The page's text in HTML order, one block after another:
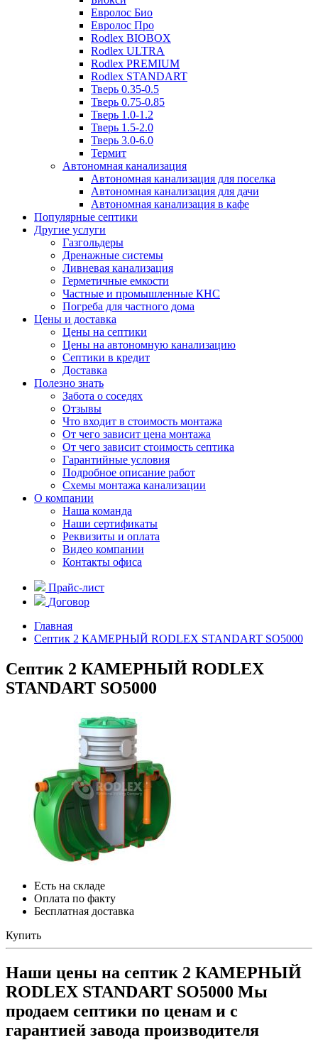
Евролос Био
Евролос Про
Rodlex BIOBOX
Rodlex ULTRA
Rodlex PREMIUM
Rodlex STANDART
Тверь 0.35-0.5
Тверь 0.75-0.85
Тверь 1.0-1.2
Тверь 1.5-2.0
Тверь 3.0-6.0
Термит
Автономная канализация
Автономная канализация для поселка
Автономная канализация для дачи
Автономная канализация в кафе
Популярные септики
Другие услуги
Газгольдеры
Дренажные системы
Ливневая канализация
Герметичные емкости
Частные и промышленные КНС
Погреба для частного дома
Цены и доставка
Цены на септики
Цены на автономную канализацию
Септики в кредит
Доставка
Полезно знать
Забота о соседях
Отзывы
Что входит в стоимость монтажа
От чего зависит цена монтажа
От чего зависит стоимость септика
Гарантийные условия
Подробное описание работ
Схемы монтажа канализации
О компании
Наша команда
Наши сертификаты
Реквизиты и оплата
Видео компании
Контакты офиса
Прайс-лист
Договор
Главная
Септик 2 КАМЕРНЫЙ RODLEX STANDART SO5000
Септик 2 КАМЕРНЫЙ RODLEX
STANDART SO5000
Есть на складе
Оплата по факту
Бесплатная доставка
Купить
Наши цены на септик 2 КАМЕРНЫЙ
RODLEX STANDART SO5000 Мы
продаем септики по ценам и с
гарантией завода производителя